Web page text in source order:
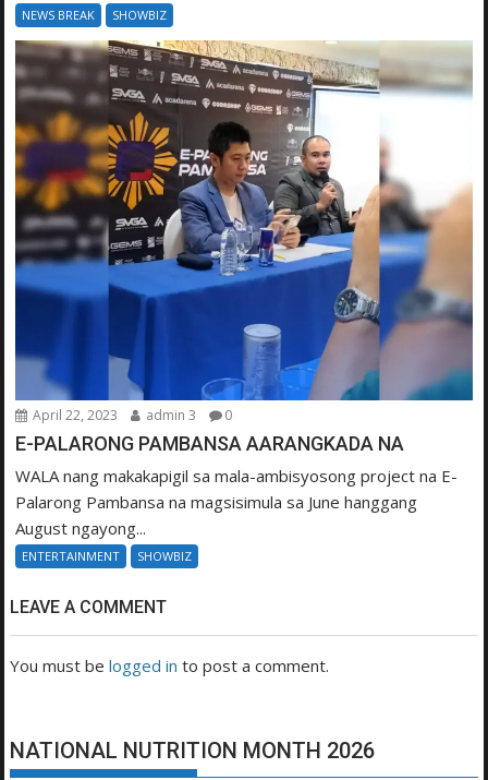
NEWS BREAK SHOWBIZ
April 22, 2023 admin 3 0
E-PALARONG PAMBANSA AARANGKADA NA
WALA nang makakapigil sa mala-ambisyosong project na E-
Palarong Pambansa na magsisimula sa June hanggang
August ngayong...
ENTERTAINMENT SHOWBIZ
LEAVE A COMMENT
You must belogged in to post a comment.
NATIONAL NUTRITION MONTH 2026